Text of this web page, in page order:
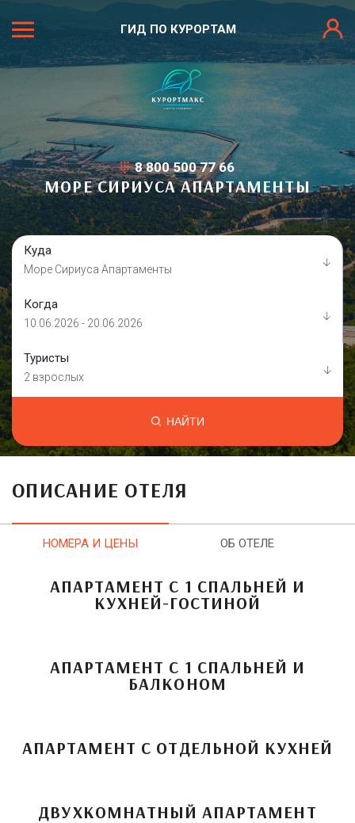
ГИД ПО КУРОРТАМ
8 800 500 77 66
МОРЕ СИРИУСА АПАРТАМЕНТЫ
Куда
Море Сириуса Апартаменты
Когда
10.06.2026 - 20.06.2026
Туристы
2 взрослых
НАЙТИ
ОПИСАНИЕ ОТЕЛЯ
НОМЕРА И ЦЕНЫ ОБ ОТЕЛЕ
АПАРТАМЕНТ С 1 СПАЛЬНЕЙ И
КУХНЕЙ-ГОСТИНОЙ
АПАРТАМЕНТ С 1 СПАЛЬНЕЙ И
БАЛКОНОМ
АПАРТАМЕНТ С ОТДЕЛЬНОЙ КУХНЕЙ
ДВУХКОМНАТНЫЙ АПАРТАМЕНТ